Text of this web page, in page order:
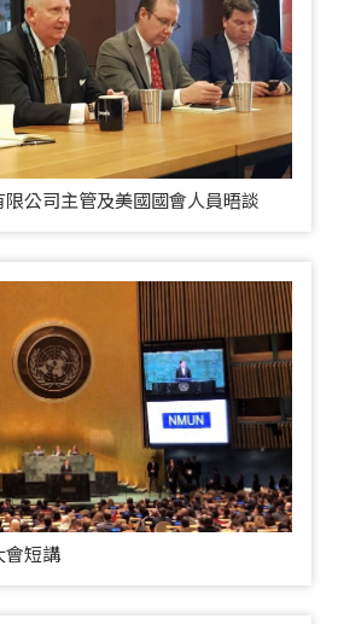
公司主管及美國國會人員晤談
會短講